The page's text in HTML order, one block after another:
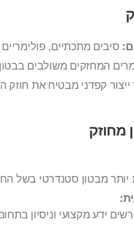
סיבים מתכתיים,
המחזקים משולבים
קפדני מבטיח את חוזק
מחוזק
יותר מבטון סטנדרטי בשל
ידע מקצועי וניסיון